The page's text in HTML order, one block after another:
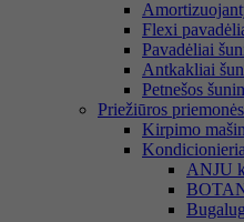
Flexi
Pavadėliai
Antkakliai
Petnešos
Priežiūros
Kirpimo
ANJU